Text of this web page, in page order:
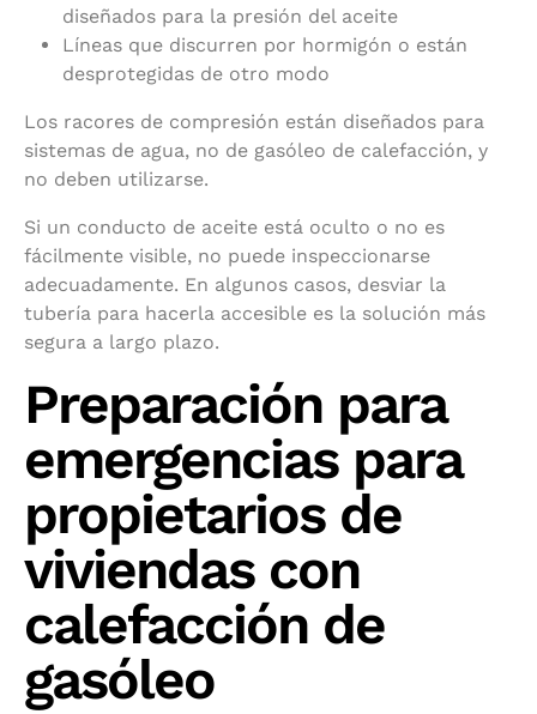
diseñados para la presión del aceite
Líneas que discurren por hormigón o están
desprotegidas de otro modo
Los racores de compresión están diseñados para
sistemas de agua, no de gasóleo de calefacción, y
no deben utilizarse.
Si un conducto de aceite está oculto o no es
fácilmente visible, no puede inspeccionarse
adecuadamente. En algunos casos, desviar la
tubería para hacerla accesible es la solución más
segura a largo plazo.
Preparación para
emergencias para
propietarios de
viviendas con
calefacción de
gasóleo